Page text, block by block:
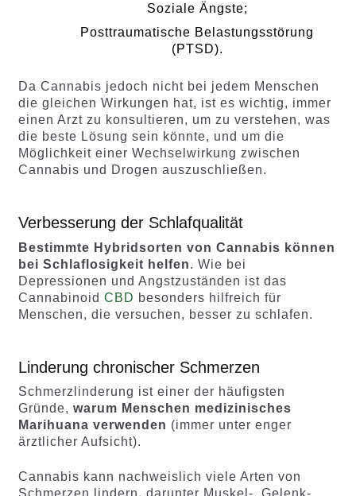
Soziale Ängste;
Posttraumatische Belastungsstörung
(PTSD).
Da Cannabis jedoch nicht bei jedem Menschen
die gleichen Wirkungen hat, ist es wichtig, immer
einen Arzt zu konsultieren, um zu verstehen, was
die beste Lösung sein könnte, und um die
Möglichkeit einer Wechselwirkung zwischen
Cannabis und Drogen auszuschließen.
Verbesserung der Schlafqualität
Bestimmte Hybridsorten von Cannabis können
bei Schlaflosigkeit helfen. Wie bei
Depressionen und Angstzuständen ist das
Cannabinoid CBD besonders hilfreich für
Menschen, die versuchen, besser zu schlafen.
Linderung chronischer Schmerzen
Schmerzlinderung ist einer der häufigsten
Gründe, warum Menschen medizinisches
Marihuana verwenden (immer unter enger
ärztlicher Aufsicht).
Cannabis kann nachweislich viele Arten von